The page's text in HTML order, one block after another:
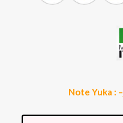
Note Yuka : –